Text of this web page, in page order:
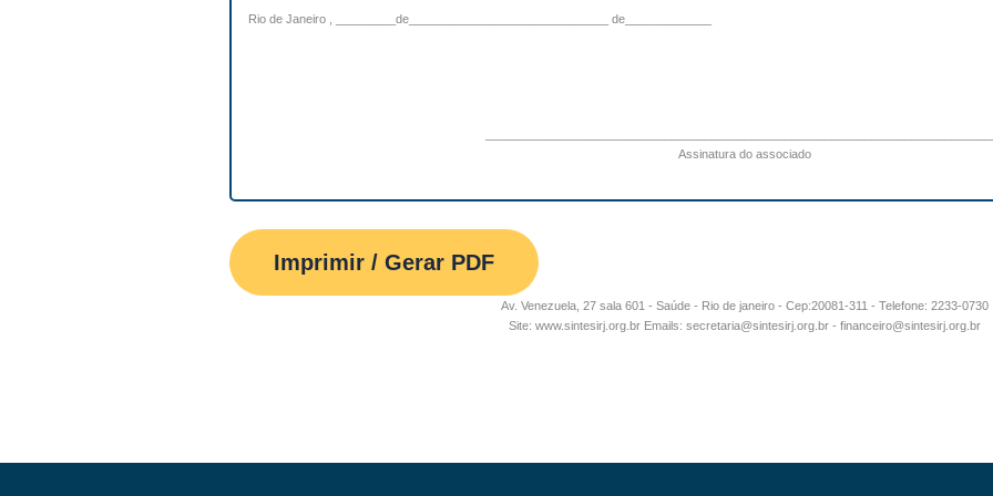
Rio de Janeiro , _________de______________________________ de_____________
Assinatura do associado
Imprimir / Gerar PDF
Av. Venezuela, 27 sala 601 - Saúde - Rio de janeiro - Cep:20081-311 - Telefone: 2233-0730
Site: www.sintesirj.org.br Emails: secretaria@sintesirj.org.br - financeiro@sintesirj.org.br